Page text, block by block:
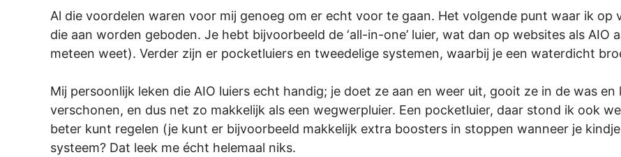
Al die voordelen waren voor mij genoeg om er echt voor te gaan. Het volgende punt waar ik op
die aan worden geboden. Je hebt bijvoorbeeld de ‘all-in-one’ luier, wat dan op websites als
meteen weet). Verder zijn er pocketluiers en tweedelige systemen, waarbij je een waterdicht
Mij persoonlijk leken die AIO luiers echt handig; je doet ze aan en weer uit, gooit ze in de was
verschonen, en dus net zo makkelijk als een wegwerpluier. Een pocketluier, daar stond ik ook
beter kunt regelen (je kunt er bijvoorbeeld makkelijk extra boosters in stoppen wanneer je
systeem? Dat leek me écht helemaal niks.